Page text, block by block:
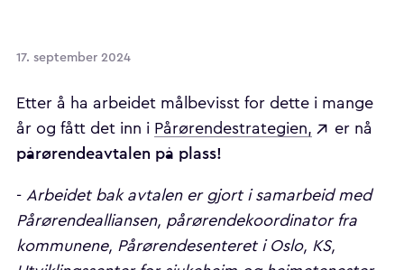
17. september 2024
Etter å ha arbeidet målbevisst for dette i mange
år og fått det inn i Pårørendestrategien, er nå
pårørendeavtalen på plass!
- Arbeidet bak avtalen er gjort i samarbeid med
Pårørendealliansen, pårørendekoordinator fra
kommunene, Pårørendesenteret i Oslo, KS,